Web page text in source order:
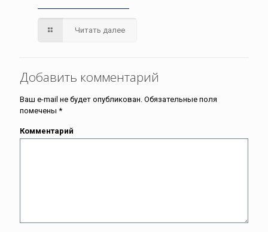
Читать далее
Добавить комментарий
Ваш e-mail не будет опубликован. Обязательные поля
помечены *
Комментарий